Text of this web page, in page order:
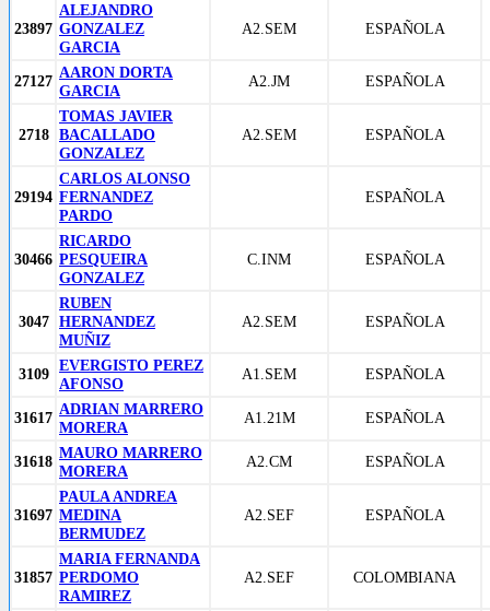
23897
ALEJANDRO
GONZALEZ
GARCIA
A2.SEM ESPAÑOLA
27127 AARON DORTA
GARCIA
A2.JM ESPAÑOLA
2718
TOMAS JAVIER
BACALLADO
GONZALEZ
A2.SEM ESPAÑOLA
29194
CARLOS ALONSO
FERNANDEZ
PARDO
ESPAÑOLA
30466
RICARDO
PESQUEIRA
GONZALEZ
C.INM ESPAÑOLA
3047
RUBEN
HERNANDEZ
MUÑIZ
A2.SEM ESPAÑOLA
3109 EVERGISTO PEREZ
AFONSO
A1.SEM ESPAÑOLA
31617 ADRIAN MARRERO
MORERA
A1.21M ESPAÑOLA
31618 MAURO MARRERO
MORERA
A2.CM ESPAÑOLA
31697
PAULA ANDREA
MEDINA
BERMUDEZ
A2.SEF ESPAÑOLA
31857
MARIA FERNANDA
PERDOMO
RAMIREZ
A2.SEF COLOMBIANA